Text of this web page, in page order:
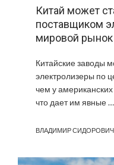
Китай может
поставщиком
мировой рынок
Китайские заводы
электролизеры по
чем у американских
что дает им явные …
ВЛАДИМИР СИДОРОВИЧ